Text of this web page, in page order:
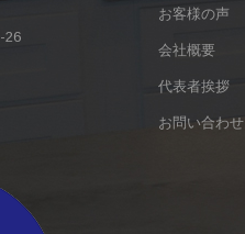
26
お客様の声
会社概要
代表者挨拶
お問い合わせ